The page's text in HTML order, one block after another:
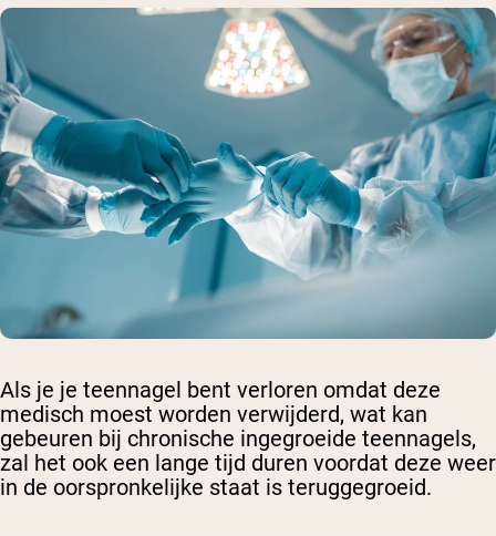
Als je je teennagel bent verloren omdat deze
medisch moest worden verwijderd, wat kan
gebeuren bij chronische ingegroeide teennagels,
zal het ook een lange tijd duren voordat deze weer
in de oorspronkelijke staat is teruggegroeid.